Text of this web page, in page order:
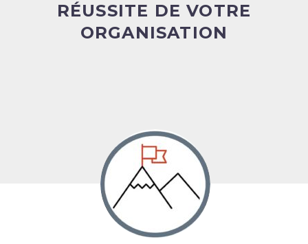
RÉUSSITE DE VOTRE
ORGANISATION